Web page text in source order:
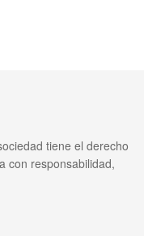
tiene el derecho
con responsabilidad,